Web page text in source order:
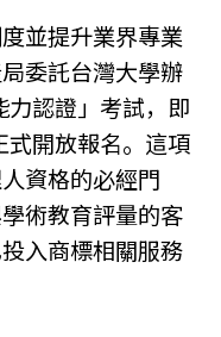
並提升業界專業
委託台灣大學辦
認證」考試，即
開放報名。這項
資格的必經門
術教育評量的客
入商標相關服務